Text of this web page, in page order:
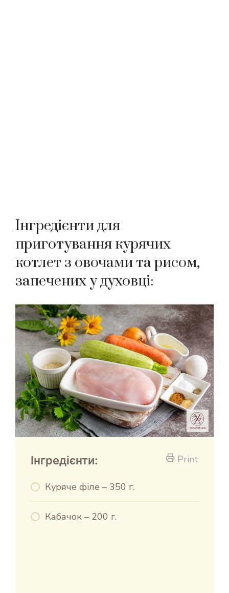
Інгредієнти для
приготування курячих
котлет з овочами та рисом,
запечених у духовці:
Print
Інгредієнти:
Куряче філе – 350 г.
Кабачок – 200 г.